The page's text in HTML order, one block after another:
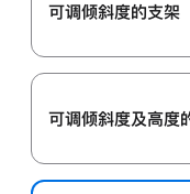
可调倾斜度的支架
可调倾斜度及高‍度